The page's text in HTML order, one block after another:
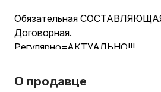
Обязательная
Договорная.
Регулярно=АКТУАЛЬНО!!!
О продавце